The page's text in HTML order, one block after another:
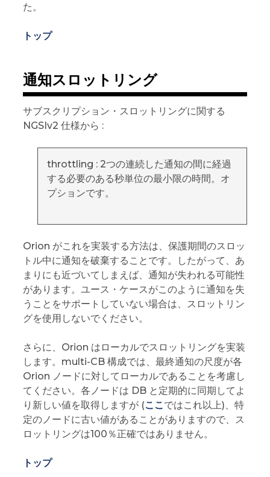
た。
トップ
通知スロットリング
サブスクリプション・スロットリングに関する
NGSIv2 仕様から :
throttling : 2つの連続した通知の間に経過
する必要のある秒単位の最小限の時間。オ
プションです。
Orion がこれを実装する方法は、保護期間のスロッ
トル中に通知を破棄することです。したがって、あ
まりにも近づいてしまえば、通知が失われる可能性
があります。ユース・ケースがこのように通知を失
うことをサポートしていない場合は、スロットリン
グを使用しないでください。
さらに、Orion はローカルでスロットリングを実装
します。multi-CB 構成では、最終通知の尺度が各
Orion ノードに対してローカルであることを考慮し
てください。各ノードは DB と定期的に同期してよ
り新しい値を取得しますが (ここではこれ以上)、特
定のノードに古い値があることがありますので、ス
ロットリングは100％正確ではありません。
トップ